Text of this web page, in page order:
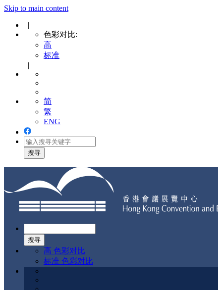
Skip to main content
|
色彩对比:
高
标准
|
简
繁
ENG
navigation
高 色彩对比
标准 色彩对比